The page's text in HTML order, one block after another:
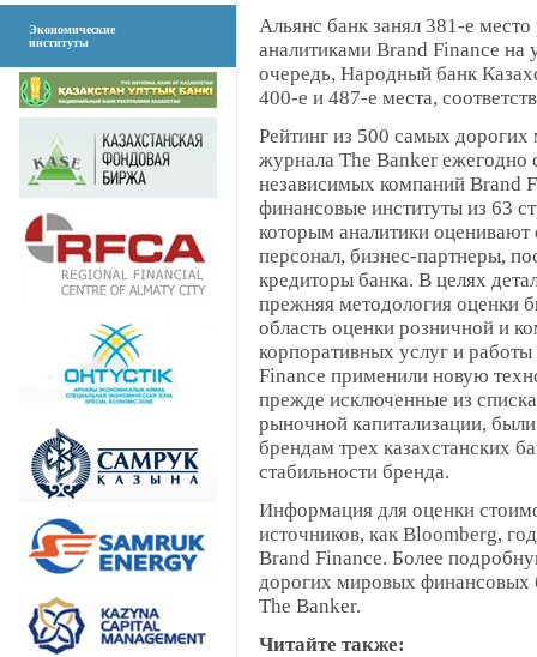
Экономические
институты
Альянс банк занял 381-е
аналитиками Brand Finance
очередь, Народный банк
400-е и 487-е места,
Рейтинг из 500 самых
журнала The Banker ежегодно
независимых компаний Brand
финансовые институты из 63
которым аналитики оценивают
персонал, бизнес-партнеры,
кредиторы банка. В целях
прежняя методология оценки
область оценки розничной и
корпоративных услуг и
Finance применили новую
прежде исключенные из
рыночной капитализации,
брендам трех казахстанских
стабильности бренда.
Информация для оценки
источников, как Bloomberg,
Brand Finance. Более
дорогих мировых финансовых
The Banker.
Читайте также: